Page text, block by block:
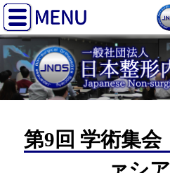
第9回 学術集会